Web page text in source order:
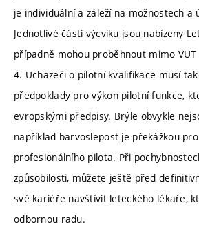
je individuální a záleží na možnostech a
Jednotlivé části výcviku jsou nabízeny
případně mohou proběhnout mimo
4. Uchazeči o pilotní kvalifikace musí
předpoklady pro výkon pilotní funkce,
evropskými předpisy. Brýle obvykle
například barvoslepost je překážkou
profesionálního pilota. Při
způsobilosti, můžete ještě před
své kariéře navštívit leteckého lékaře,
odbornou radu.